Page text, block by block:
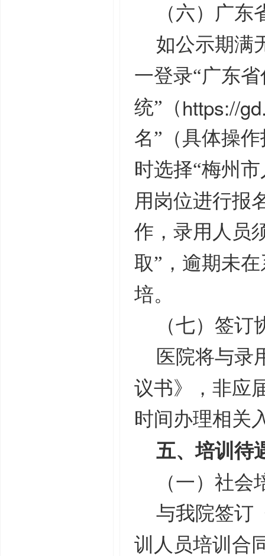
（六）广
如公示期满
一登录“广东
统”（https://
名”（具体操
时选择“梅州
用岗位进行报
作，录用人员
取”，逾期未
培。
（七）签
医院将与录
议书》，非应
时间办理相关
五、培训待
（一）社会
与我院签订
训人员培训合